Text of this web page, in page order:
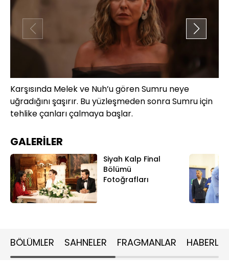
Karşısında Melek ve Nuh’u gören Sumru neye
uğradığını şaşırır. Bu yüzleşmeden sonra Sumru için
tehlike çanları çalmaya başlar.
GALERİLER
Siyah Kalp Final
Bölümü
Fotoğrafları
BÖLÜMLER SAHNELER FRAGMANLAR HABERLER